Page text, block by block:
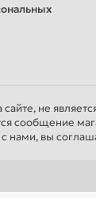
не
сообщение
нами, вы